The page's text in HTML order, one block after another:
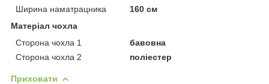
Ширина наматрацника
160 см
Матеріал чохла
Сторона чохла 1
бавовна
Сторона чохла 2
поліестер
Приховати